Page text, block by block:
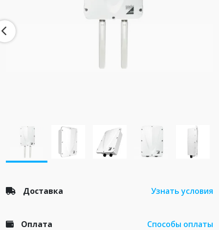
Доставка Узнать условия
Оплата Способы оплаты